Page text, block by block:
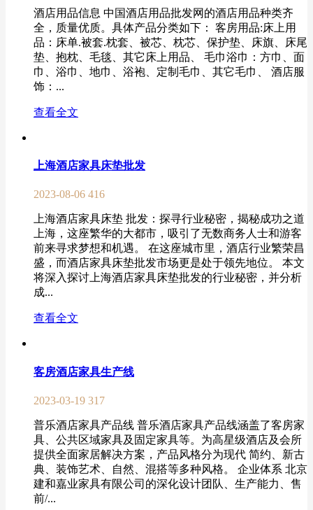
酒店用品信息 中国酒店用品批发网的酒店用品种类齐
全，质量优质。具体产品分类如下： 客房用品:床上用
品：床单.被套.枕套、被芯、枕芯、保护垫、床旗、床尾
垫、抱枕、毛毯、其它床上用品、 毛巾浴巾：方巾、面
巾、浴巾、地巾、浴袍、定制毛巾、其它毛巾、 酒店服
饰：...
查看全文
上海酒店家具床垫批发
2023-08-06 416
上海酒店家具床垫 批发：探寻行业秘密，揭秘成功之道
上海，这座繁华的大都市，吸引了无数商务人士和游客
前来寻求梦想和机遇。 在这座城市里，酒店行业繁荣昌
盛，而酒店家具床垫批发市场更是处于领先地位。 本文
将深入探讨上海酒店家具床垫批发的行业秘密，并分析
成...
查看全文
客房酒店家具生产线
2023-03-19 317
普乐酒店家具产品线 普乐酒店家具产品线涵盖了客房家
具、公共区域家具及固定家具等。为高星级酒店及会所
提供全面家居解决方案，产品风格分为现代 简约、新古
典、装饰艺术、自然、混搭等多种风格。 企业体系 北京
建和嘉业家具有限公司的深化设计团队、生产能力、售
前/...